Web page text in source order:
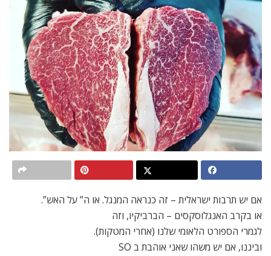
אם יש תרבות ישראלית – זה כנראה המנגל. או ה” על האש”.
או בקרב האנגלוסקסים – הברביקיו, וזה
לגמרי הספורט הלאומי שלנו (אחרי המטקות).
וביננו, אם יש משהו שאני אוהבת ב SO